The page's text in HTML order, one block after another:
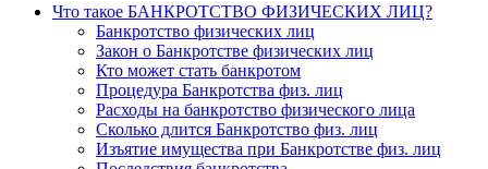
Что такое БАНКРОТСТВО ФИЗИЧЕСКИХ ЛИЦ?
Банкротство физических лиц
Закон о Банкротстве физических лиц
Кто может стать банкротом
Процедура Банкротства физ. лиц
Расходы на банкротство физического лица
Сколько длится Банкротство физ. лиц
Изъятие имущества при Банкротстве физ. лиц